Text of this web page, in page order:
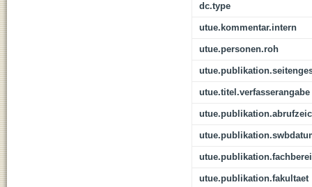
dc.type
utue.kommentar.intern
utue.personen.roh
utue.titel.verfasserangabe
utue.publikation.fakultaet